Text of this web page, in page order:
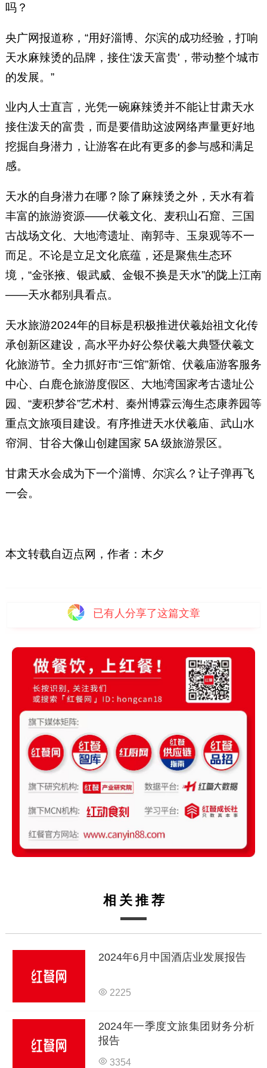
吗？
央广网报道称，“用好淄博、尔滨的成功经验，打响
天水麻辣烫的品牌，接住'泼天富贵'，带动整个城市
的发展。”
业内人士直言，光凭一碗麻辣烫并不能让甘肃天水
接住泼天的富贵，而是要借助这波网络声量更好地
挖掘自身潜力，让游客在此有更多的参与感和满足
感。
天水的自身潜力在哪？除了麻辣烫之外，天水有着
丰富的旅游资源——伏羲文化、麦积山石窟、三国
古战场文化、大地湾遗址、南郭寺、玉泉观等不一
而足。不论是立足文化底蕴，还是聚焦生态环
境，“金张掖、银武威、金银不换是天水”的陇上江南
——天水都别具看点。
天水旅游2024年的目标是积极推进伏羲始祖文化传
承创新区建设，高水平办好公祭伏羲大典暨伏羲文
化旅游节。全力抓好市“三馆”新馆、伏羲庙游客服务
中心、白鹿仓旅游度假区、大地湾国家考古遗址公
园、“麦积梦谷”艺术村、秦州博霖云海生态康养园等
重点文旅项目建设。有序推进天水伏羲庙、武山水
帘洞、甘谷大像山创建国家 5A 级旅游景区。
甘肃天水会成为下一个淄博、尔滨么？让子弹再飞
一会。
本文转载自迈点网，作者：木夕
已有人分享了这篇文章
相关推荐
2024年6月中国酒店业发展报告
2225
2024年一季度文旅集团财务分析
报告
3354